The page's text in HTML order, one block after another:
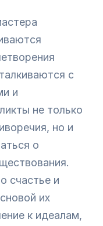
с
и
не только
но и
о
счастье и
их
к идеалам,